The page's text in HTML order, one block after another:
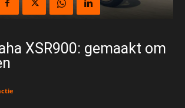
XSR900: gemaakt om